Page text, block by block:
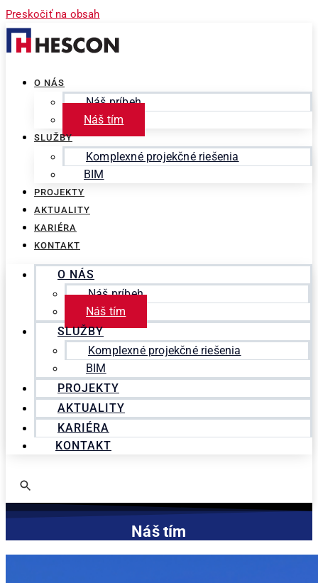
Preskočiť na obsah
O NÁS
Náš príbeh
Náš tím
SLUŽBY
Komplexné projekčné riešenia
BIM
PROJEKTY
AKTUALITY
KARIÉRA
KONTAKT
O NÁS
Náš príbeh
Náš tím
SLUŽBY
Komplexné projekčné riešenia
BIM
PROJEKTY
AKTUALITY
KARIÉRA
KONTAKT
Náš tím